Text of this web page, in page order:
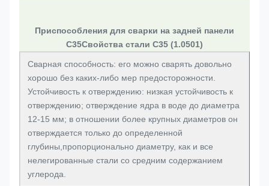
Приспособления для сварки на задней панели
C35Свойства стали C35 (1.0501)
Сварная способность: его можно сварять довольно
хорошо без каких-либо мер предосторожности.
Устойчивость к отверждению: низкая устойчивость к
отверждению; отверждение ядра в воде до диаметра
12-15 мм; в отношении более крупных диаметров он
отверждается только до определенной
глубины,пропорционально диаметру, как и все
нелегированные стали со средним содержанием
углерода.